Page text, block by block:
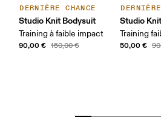
DERNIÈRE CHANCE
Studio Knit Bodysuit
Training à faible impact
90,00 € 150,00 €
Studio
Training
50,00 €